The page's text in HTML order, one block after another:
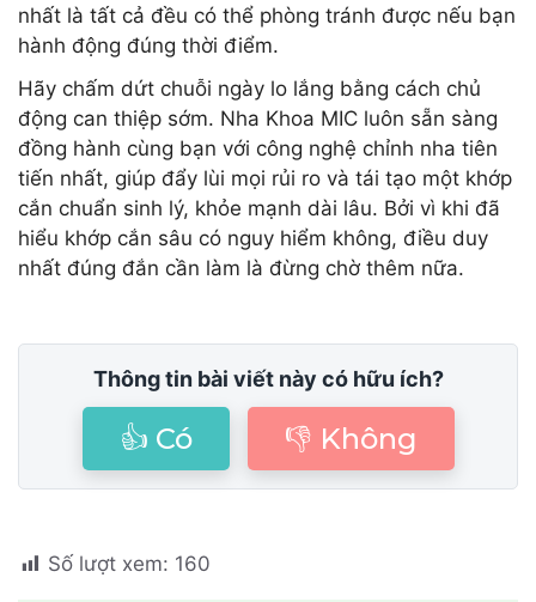
nhất là tất cả đều có thể phòng tránh được nếu bạn
hành động đúng thời điểm.
Hãy chấm dứt chuỗi ngày lo lắng bằng cách chủ
động can thiệp sớm. Nha Khoa MIC luôn sẵn sàng
đồng hành cùng bạn với công nghệ chỉnh nha tiên
tiến nhất, giúp đẩy lùi mọi rủi ro và tái tạo một khớp
cắn chuẩn sinh lý, khỏe mạnh dài lâu. Bởi vì khi đã
hiểu khớp cắn sâu có nguy hiểm không, điều duy
nhất đúng đắn cần làm là đừng chờ thêm nữa.
Thông tin bài viết này có hữu ích?
👍 Có 👎 Không
Số lượt xem: 160